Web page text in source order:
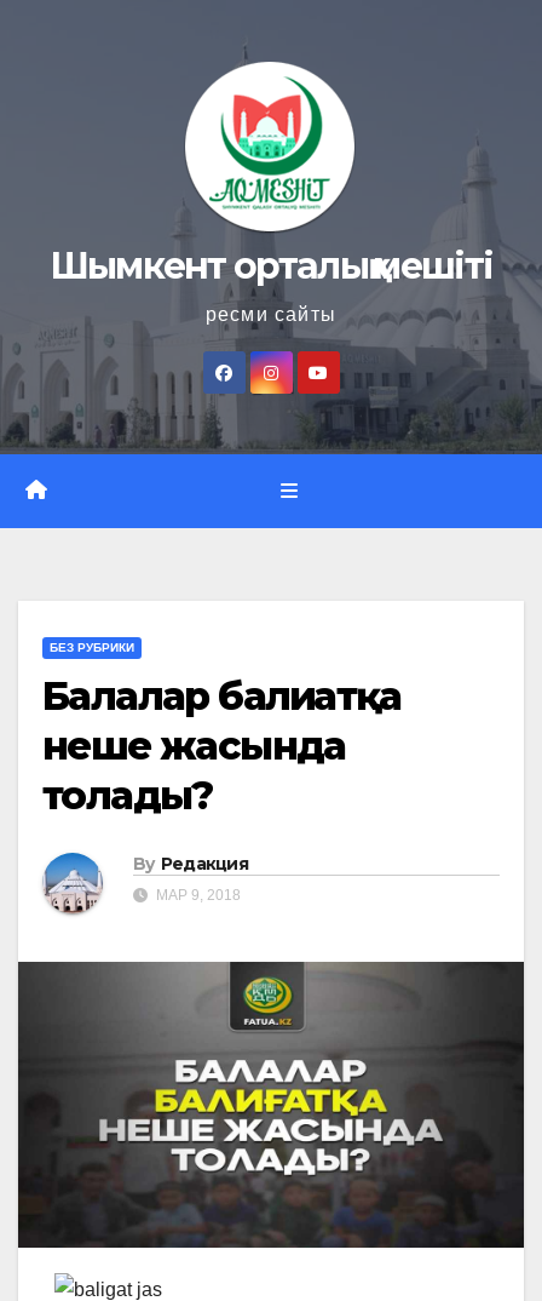
Шымкент орталық мешіті
ресми сайты
БЕЗ РУБРИКИ
Балалар балиғатқа
неше жасында
толады?
By Редакция
МАР 9, 2018